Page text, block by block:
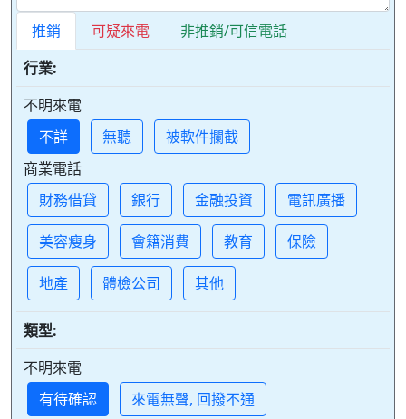
推銷 可疑來電
非推銷/可信電話
行業:
不明來電
不詳
無聽
被軟件攔截
商業電話
財務借貸
銀行 金融投資 電訊廣播
美容瘦身 會籍消費 教育 保險
地產 體檢公司 其他
類型:
不明來電
有待確認
來電無聲, 回撥不通